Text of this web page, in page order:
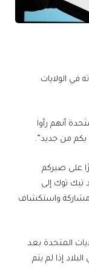
في الولايات
أنهم رأوا
بكم من جديد”.
على صبركم
تيك توك إلى
ومشاركة واستكشاف
المتحدة بعد
إذا لم يتم